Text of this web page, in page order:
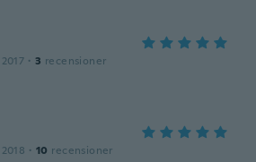
· 3 recensioner
· 10 recensioner